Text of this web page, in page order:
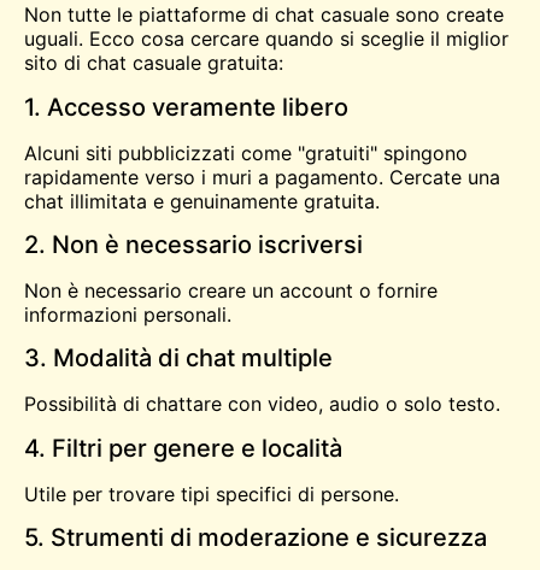
Non tutte le piattaforme di chat casuale sono create
uguali. Ecco cosa cercare quando si sceglie il miglior
sito di chat casuale gratuita:
1. Accesso veramente libero
Alcuni siti pubblicizzati come "gratuiti" spingono
rapidamente verso i muri a pagamento. Cercate una
chat illimitata e genuinamente gratuita.
2. Non è necessario iscriversi
Non è necessario creare un account o fornire
informazioni personali.
3. Modalità di chat multiple
Possibilità di chattare con video, audio o solo testo.
4. Filtri per genere e località
Utile per trovare tipi specifici di persone.
5. Strumenti di moderazione e sicurezza